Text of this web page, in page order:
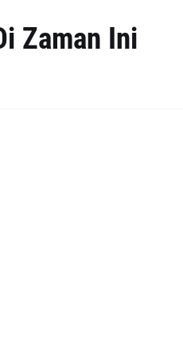
Zaman Ini